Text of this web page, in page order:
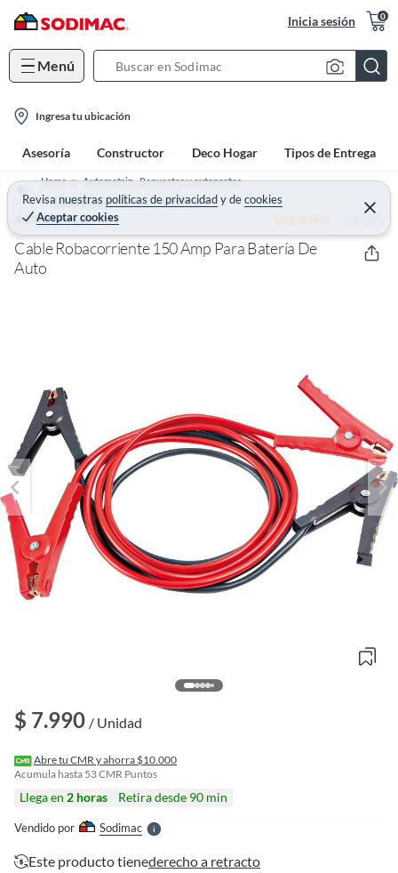
Inicia sesión 0
Menú
c
h
B
r
a
o
n
Ingresa tu ubicación
Asesoría Constructor Deco Hogar Tipos de Entrega
Revisa nuestras políticas de privacidadydecookies
Aceptar cookies
C
e
r
a
r
Home
Automotriz - Repuestos y autopartes
Cargadores de batería y partidores
AUTOSTYLE 4.6 (87)
Cable Robacorriente 150 Amp Para Batería De
Auto
$ 7.990 / Unidad
Abre tu CMR y ahorra $10.000
Acumula hasta 53CMR Puntos
Llega en 2 horas Retira desde 90 min
Vendido por SodimacS
l
e
r
Este producto tienederecho a retracto